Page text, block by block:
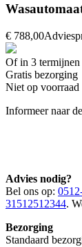
€ 788,00
Of in 3
Gratis bezorging
Niet op voorraad
Informeer naar
Advies nodig?
Bel ons op:
31512512344.
Bezorging
Standaard